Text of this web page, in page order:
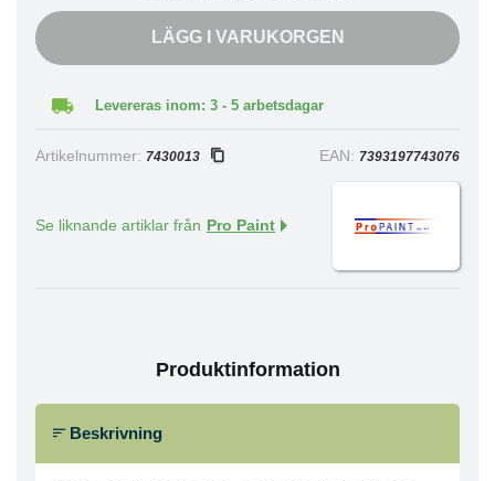
LÄGG I VARUKORGEN
Levereras inom: 3 - 5 arbetsdagar
Artikelnummer: 7430013 EAN: 7393197743076
Se liknande artiklar från Pro Paint
Produktinformation
Beskrivning